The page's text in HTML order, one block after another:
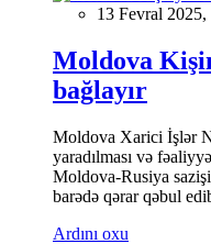
13 Fevral 2025,
Moldova
bağlayır
Moldova Xarici İşlər
yaradılması və
Moldova-Rusiya
barədə qərar qəbul
Ardını oxu